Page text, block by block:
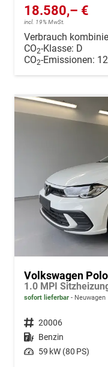
18.580,– €
incl. 19% MwSt.
Verbrauch
CO2-Klasse: D
CO2-Emissionen:
Volkswagen Polo
sofort lieferbar Neuwagen
Fahrzeugnr. 20006
Kraftstoff Benzin
Leistung 59 kW (80 PS)